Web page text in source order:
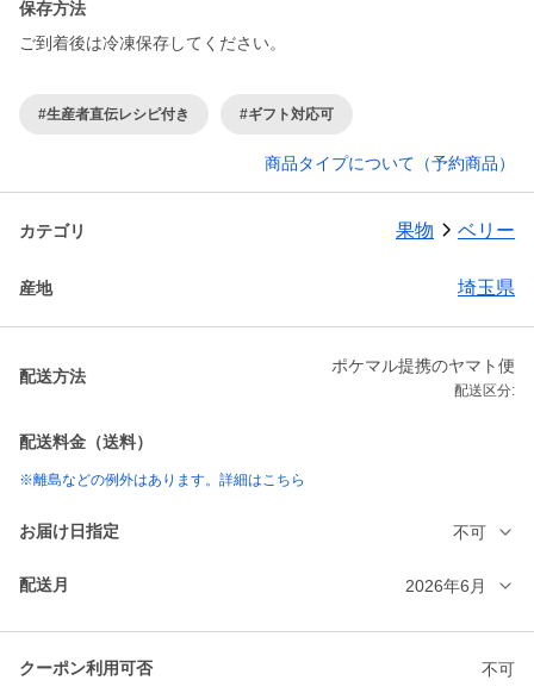
保存方法
ご到着後は冷凍保存してください。
#生産者直伝レシピ付き #ギフト対応可
商品タイプについて（予約商品）
カテゴリ 果物 ベリー
産地 埼玉県
配送方法
ポケマル提携のヤマト便
配送区分:
配送料金（送料）
※離島などの例外はあります。詳細はこちら
お届け日指定 不可
配送月 2026年6月
クーポン利用可否 不可